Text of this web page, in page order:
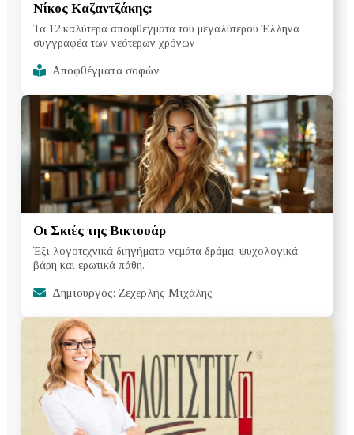
Νίκος Καζαντζάκης:
Τα 12 καλύτερα αποφθέγματα του μεγαλύτερου Έλληνα
συγγραφέα των νεότερων χρόνων
Αποφθέγματα σοφών
Οι Σκιές της Βικτουάρ
Έξι λογοτεχνικά διηγήματα γεμάτα δράμα, ψυχολογικά
βάρη και ερωτικά πάθη.
Δημιουργός: Ζεχερλής Μιχάλης